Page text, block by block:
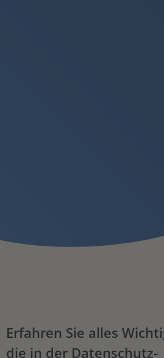
Erfahren Sie alles
die in der Datenschutz-